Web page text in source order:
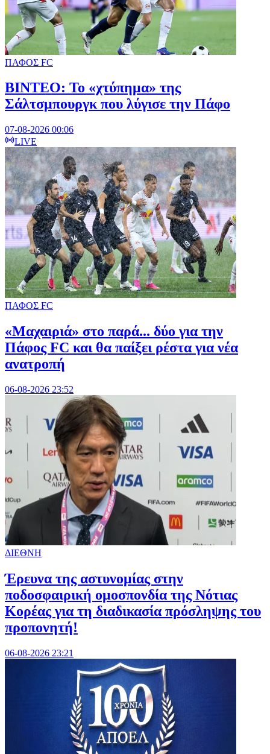
ΠΑΦΟΣ FC
ΒΙΝΤΕΟ: Το «χτύπημα» της
Σάλτσμπουργκ που λύγισε την Πάφο
07-08-2026 00:06
LIVE
ΠΑΦΟΣ FC
«Μαχαιριά» στο παρά... δύο για την
Πάφος FC και θα παίξει ρέστα για νέα
ανατροπή
06-08-2026 23:52
ΔΙΕΘΝΗ
Έρευνα της αστυνομίας στην
ποδοσφαιρική ομοσπονδία της Νότιας
Κορέας για τη διαδικασία πρόσληψης του
προπονητή!
06-08-2026 23:21